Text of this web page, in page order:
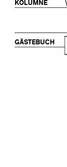
KOLUMNE
GÄSTEBUCH